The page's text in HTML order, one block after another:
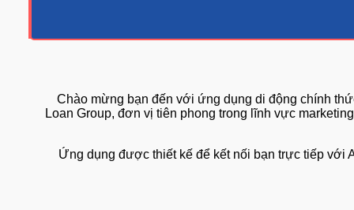
Chào mừng bạn đến với ứng dụng di động
Loan Group, đơn vị tiên phong trong lĩnh vực
Ứng dụng được thiết kế để kết nối bạn trực